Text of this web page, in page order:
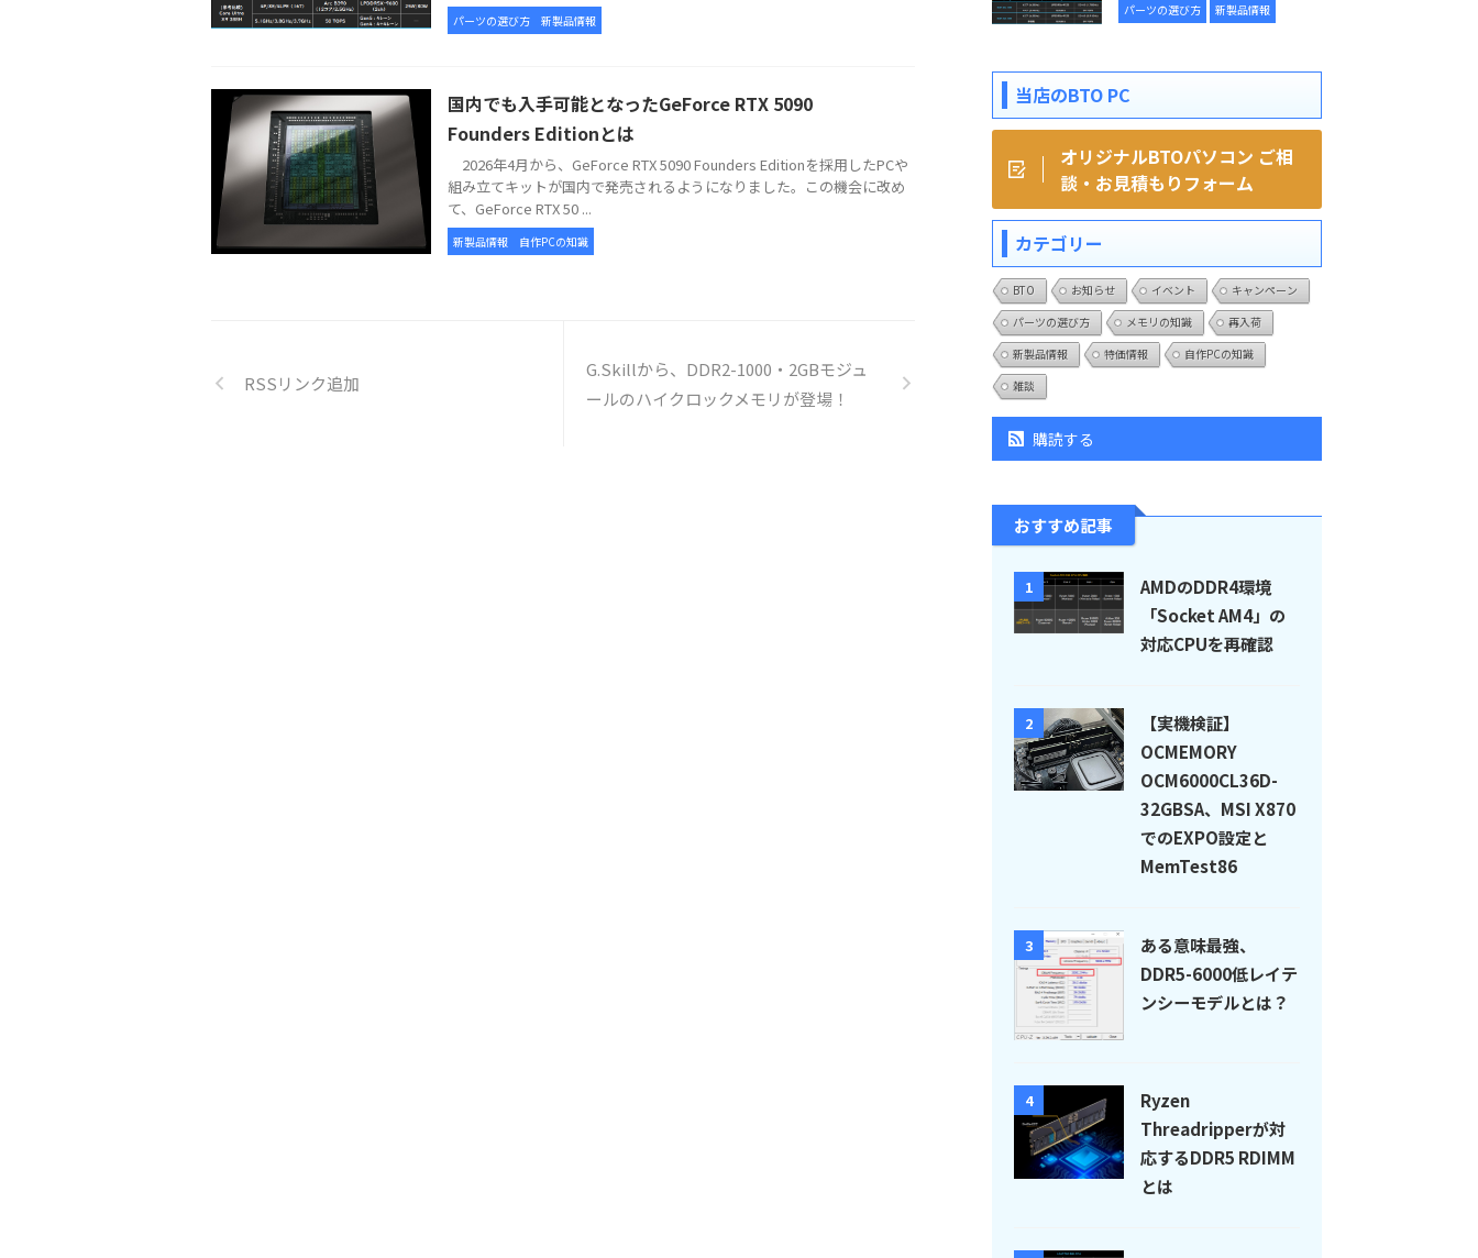
パーツの選び方 新製品情報
国内でも入手可能となったGeForce RTX 5090
Founders Editionとは
2026年4月から、GeForce RTX 5090 Founders Editionを採用したPCや
組み立てキットが国内で発売されるようになりました。この機会に改め
て、GeForce RTX 50 ...
新製品情報 自作PCの知識
RSSリンク追加
G.Skillから、DDR2-1000・2GBモジュ
ールのハイクロックメモリが登場！
パーツの選び方 新製品情報
当店のBTO PC
オリジナルBTOパソコン ご相
談・お見積もりフォーム
カテゴリー
BTO お知らせ イベント
キャンペーン
パーツの選び方
メモリの知識
再入荷
新製品情報
特価情報
自作PCの知識
雑談
購読する
おすすめ記事
1
AMDのDDR4環境
「Socket AM4」の
対応CPUを再確認
2
【実機検証】
OCMEMORY
OCM6000CL36D-
32GBSA、MSI X870
でのEXPO設定と
MemTest86
3
ある意味最強、
DDR5-6000低レイテ
ンシーモデルとは？
4
Ryzen
Threadripperが対
応するDDR5 RDIMM
とは